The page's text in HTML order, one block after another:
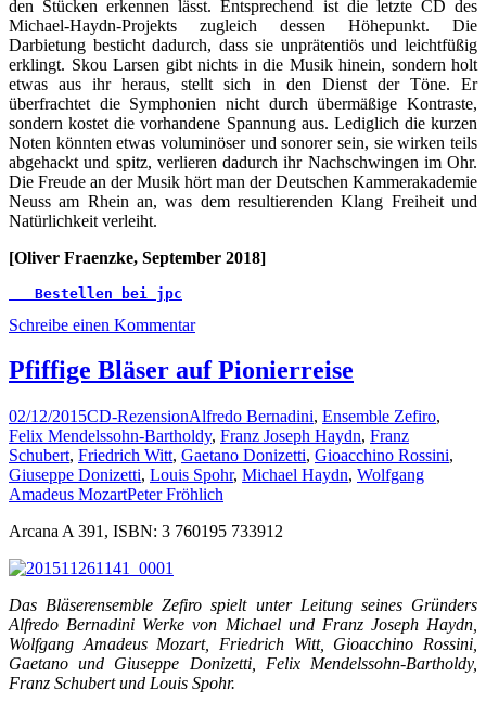
den Stücken erkennen lässt. Entsprechend ist die letzte CD des
Michael-Haydn-Projekts zugleich dessen Höhepunkt. Die
Darbietung besticht dadurch, dass sie unprätentiös und leichtfüßig
erklingt. Skou Larsen gibt nichts in die Musik hinein, sondern holt
etwas aus ihr heraus, stellt sich in den Dienst der Töne. Er
überfrachtet die Symphonien nicht durch übermäßige Kontraste,
sondern kostet die vorhandene Spannung aus. Lediglich die kurzen
Noten könnten etwas voluminöser und sonorer sein, sie wirken teils
abgehackt und spitz, verlieren dadurch ihr Nachschwingen im Ohr.
Die Freude an der Musik hört man der Deutschen Kammerakademie
Neuss am Rhein an, was dem resultierenden Klang Freiheit und
Natürlichkeit verleiht.
[Oliver Fraenzke, September 2018]
Bestellen bei jpc
Schreibe einen Kommentar
Pfiffige Bläser auf Pionierreise
02/12/2015CD-RezensionAlfredo Bernadini, Ensemble Zefiro,
Felix Mendelssohn-Bartholdy, Franz Joseph Haydn, Franz
Schubert, Friedrich Witt, Gaetano Donizetti, Gioacchino Rossini,
Giuseppe Donizetti, Louis Spohr, Michael Haydn, Wolfgang
Amadeus MozartPeter Fröhlich
Arcana A 391, ISBN: 3 760195 733912
Das Bläserensemble Zefiro spielt unter Leitung seines Gründers
Alfredo Bernadini Werke von Michael und Franz Joseph Haydn,
Wolfgang Amadeus Mozart, Friedrich Witt, Gioacchino Rossini,
Gaetano und Giuseppe Donizetti, Felix Mendelssohn-Bartholdy,
Franz Schubert und Louis Spohr.